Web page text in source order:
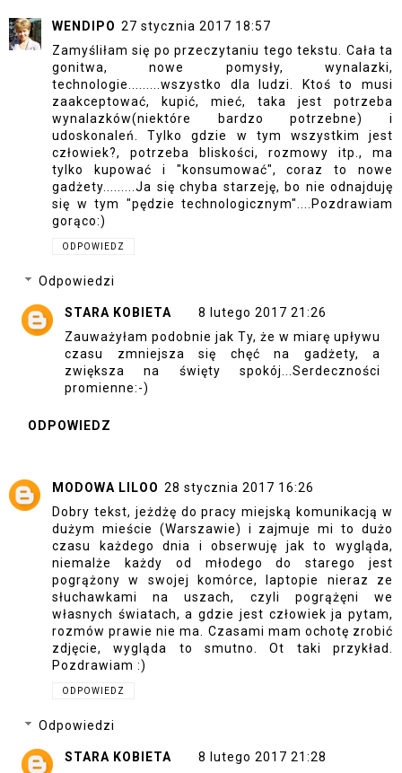
WENDIPO 27 stycznia 2017 18:57
Zamyśliłam się po przeczytaniu tego tekstu. Cała ta
gonitwa, nowe pomysły, wynalazki,
technologie.........wszystko dla ludzi. Ktoś to musi
zaakceptować, kupić, mieć, taka jest potrzeba
wynalazków(niektóre bardzo potrzebne) i
udoskonaleń. Tylko gdzie w tym wszystkim jest
człowiek?, potrzeba bliskości, rozmowy itp., ma
tylko kupować i "konsumować", coraz to nowe
gadżety.........Ja się chyba starzeję, bo nie odnajduję
się w tym "pędzie technologicznym"....Pozdrawiam
gorąco:)
ODPOWIEDZ
Odpowiedzi
STARA KOBIETA
8 lutego 2017 21:26
Zauważyłam podobnie jak Ty, że w miarę upływu
czasu zmniejsza się chęć na gadżety, a
zwiększa na święty spokój...Serdeczności
promienne:-)
ODPOWIEDZ
MODOWA LILOO 28 stycznia 2017 16:26
Dobry tekst, jeżdżę do pracy miejską komunikacją w
dużym mieście (Warszawie) i zajmuje mi to dużo
czasu każdego dnia i obserwuję jak to wygląda,
niemalże każdy od młodego do starego jest
pogrążony w swojej komórce, laptopie nieraz ze
słuchawkami na uszach, czyli pogrążęni we
własnych światach, a gdzie jest człowiek ja pytam,
rozmów prawie nie ma. Czasami mam ochotę zrobić
zdjęcie, wygląda to smutno. Ot taki przykład.
Pozdrawiam :)
ODPOWIEDZ
Odpowiedzi
STARA KOBIETA
8 lutego 2017 21:28